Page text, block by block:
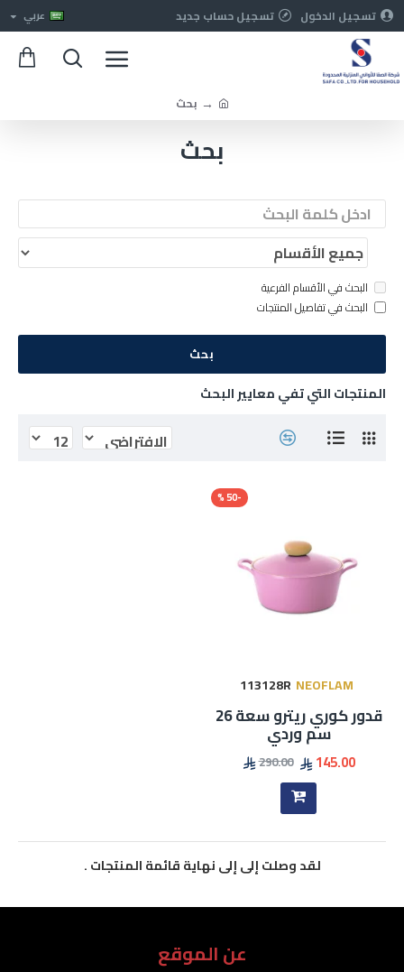
تسجيل الدخول تسجيل حساب جديد عربي
بحث
بحث
البحث في الأقسام الفرعية
البحث في تفاصيل المنتجات
بحث
المنتجات التي تفي معايير البحث
-50 %
NEOFLAM
113128R
قدور كوري ريترو سعة 26
سم وردي
145.00
290.00
لقد وصلت إلى إلى نهاية قائمة المنتجات .
عن الموقع